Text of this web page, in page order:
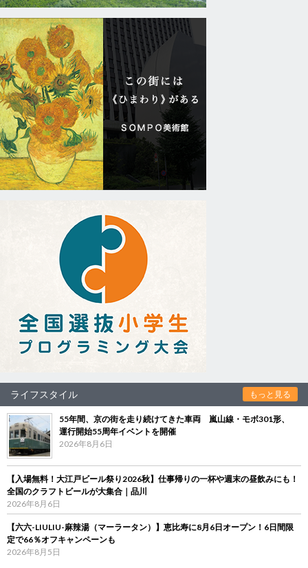
ライフスタイル もっと見る
55年間、京の街を走り続けてきた車両 嵐山線・モボ301形、
運行開始55周年イベントを開催
2026年8月6日
【入場無料！大江戸ビール祭り2026秋】仕事帰りの一杯や週末の昼飲みにも！
全国のクラフトビールが大集合｜品川
2026年8月6日
【六六-LIULIU-麻辣湯（マーラータン）】恵比寿に8月6日オープン！6日間限
定で66％オフキャンペーンも
2026年8月5日